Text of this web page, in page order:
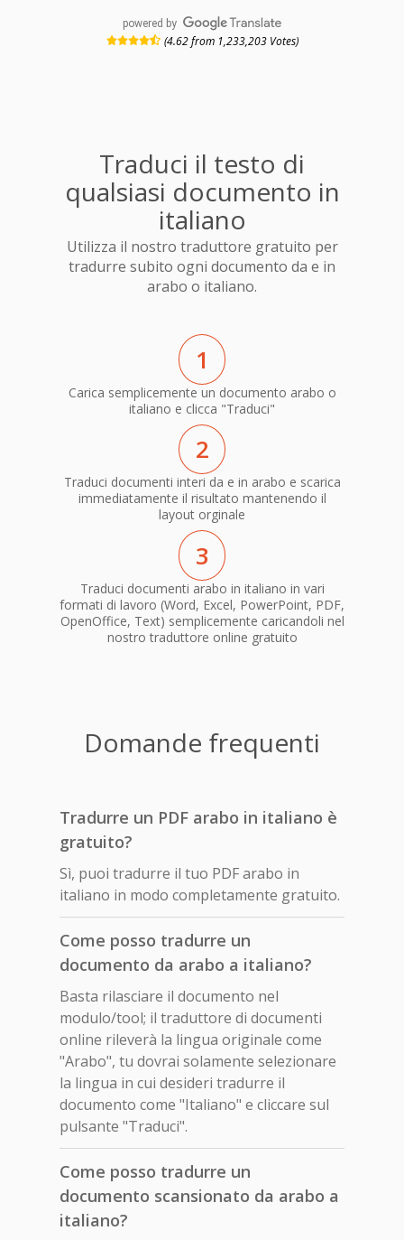
powered by
(4.62 from 1,233,203 Votes)
Traduci il testo di
qualsiasi documento in
italiano
Utilizza il nostro traduttore gratuito per
tradurre subito ogni documento da e in
arabo o italiano.
1
Carica semplicemente un documento arabo o
italiano e clicca "Traduci"
2
Traduci documenti interi da e in arabo e scarica
immediatamente il risultato mantenendo il
layout orginale
3
Traduci documenti arabo in italiano in vari
formati di lavoro (Word, Excel, PowerPoint, PDF,
OpenOffice, Text) semplicemente caricandoli nel
nostro traduttore online gratuito
Domande frequenti
Tradurre un PDF arabo in italiano è
gratuito?
Sì, puoi tradurre il tuo PDF arabo in
italiano in modo completamente gratuito.
Come posso tradurre un
documento da arabo a italiano?
Basta rilasciare il documento nel
modulo/tool; il traduttore di documenti
online rileverà la lingua originale come
"Arabo", tu dovrai solamente selezionare
la lingua in cui desideri tradurre il
documento come "Italiano" e cliccare sul
pulsante "Traduci".
Come posso tradurre un
documento scansionato da arabo a
italiano?